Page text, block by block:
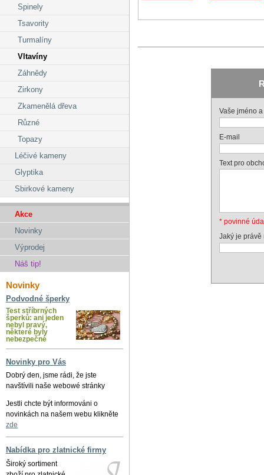
Spinely
Tsavority
Turmalíny
Vltavíny
Záhnědy
Zirkony
Zkamenělá dřeva
Různé
Topazy
Léčivé kameny
Glyptika
Sbirkové kameny
Akce
Novinky
Výprodej
Náš tip!
Novinky
Podvodné šperky
Test stříbrných
šperků: ani jeden
nebyl pravý,
některé byly
nebezpečné
Novinky pro Vás
Dobrý den, jsme rádi, že jste
navštívili naše webowé stránky
Jestli chcte být informováni o
novinkách na našem webu klikněte
zde
Nabídka pro zlatnické firmy
Široký sortiment
Vaše jméno
E-mail
Text pro
* povinné
Jaký je právě